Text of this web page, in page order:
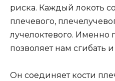
риска. Каждый локоть
плечевого,
лучелоктевого. Именно
позволяет нам сгибать
Он соединяет кости